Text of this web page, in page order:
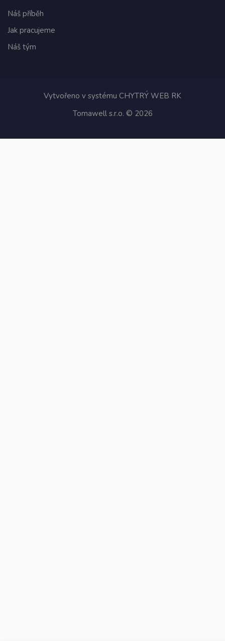
Náš příběh
Jak pracujeme
Náš tým
Vytvořeno v systému CHYTRÝ WEB RK
Tomawell s.r.o. © 2026